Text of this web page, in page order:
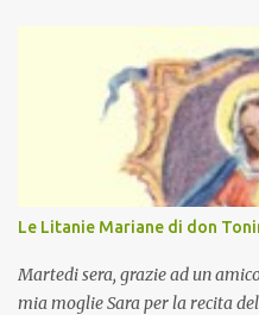
Le Litanie Mariane di don
Martedi sera, grazie ad un
mia moglie Sara per la recita